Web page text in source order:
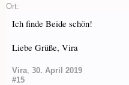
Ort:
Ich finde Beide schön!
Liebe Grüße, Vira
Vira, 30. April 2019
#15